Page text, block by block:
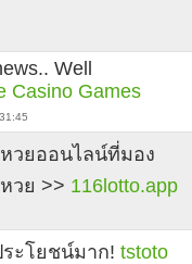
Well
Casino Games
หวยออนไลน์ที่มอง
วย >> 116lotto.app
ะโยชน์มาก!tstoto